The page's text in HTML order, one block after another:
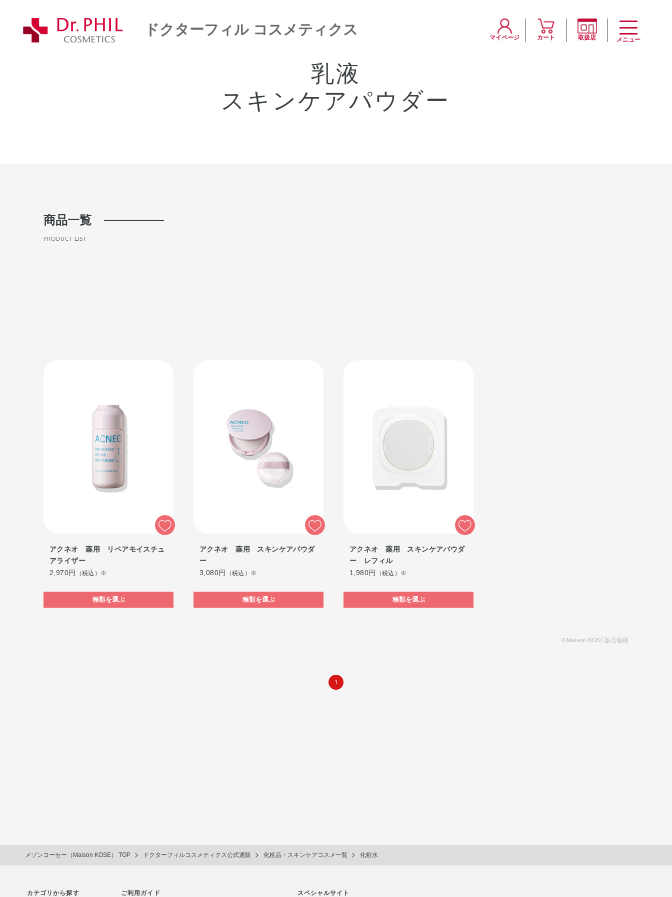
ドクターフィル コスメティクス マイページ カート 取扱店 メニュー
乳液
スキンケアパウダー
商品一覧
PRODUCT LIST
アクネオ 薬用 リペアモイスチュ
アライザー
2,970円
（税込）※
種類を選ぶ
アクネオ 薬用 スキンケアパウダ
ー
3,080円
（税込）※
種類を選ぶ
アクネオ 薬用 スキンケアパウダ
ー レフィル
1,980円
（税込）※
種類を選ぶ
※Maison KOSÉ販売価格
1
メゾンコーセー（Maison KOSE） TOP ドクターフィルコスメティクス公式通販 化粧品・スキンケアコスメ一覧 化粧水
カテゴリから探す ご利用ガイド スペシャルサイト